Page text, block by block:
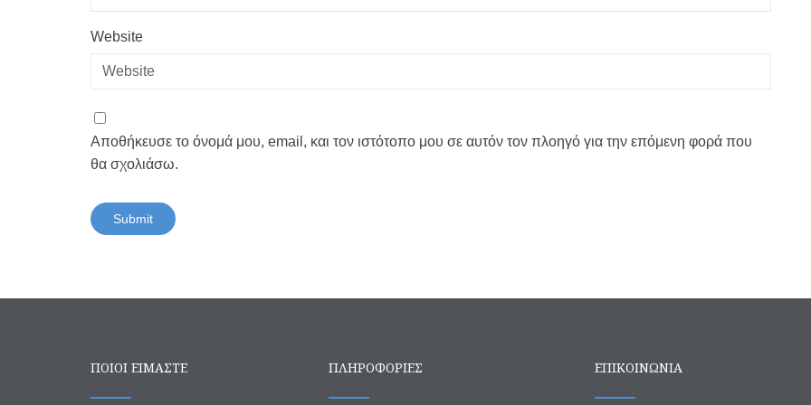
Website
Αποθήκευσε το όνομά μου, email, και τον ιστότοπο μου σε αυτόν τον πλοηγό για την επόμενη φορά που
θα σχολιάσω.
ΠΟΙΟΙ ΕΙΜΑΣΤΕ ΠΛΗΡΟΦΟΡΙΕΣ ΕΠΙΚΟΙΝΩΝΙΑ